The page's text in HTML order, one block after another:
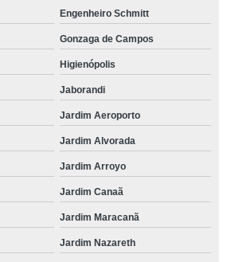
Engenheiro Schmitt
Gonzaga de Campos
Higienópolis
Jaborandi
Jardim Aeroporto
Jardim Alvorada
Jardim Arroyo
Jardim Canaã
Jardim Maracanã
Jardim Nazareth